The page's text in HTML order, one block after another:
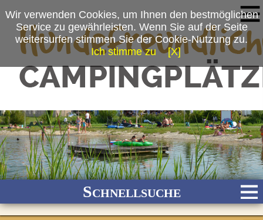
Schnellsuche
Wir verwenden Cookies, um Ihnen den bestmöglichen
Service zu gewährleisten. Wenn Sie auf der Seite
weitersurfen stimmen Sie der Cookie-Nutzung zu.
Ich stimme zu
[X]